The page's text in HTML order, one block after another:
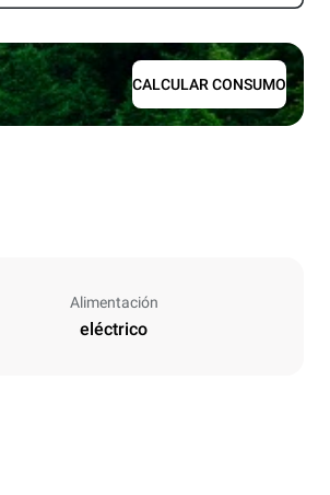
CALCULAR CONSUMO
Alimentación
eléctrico